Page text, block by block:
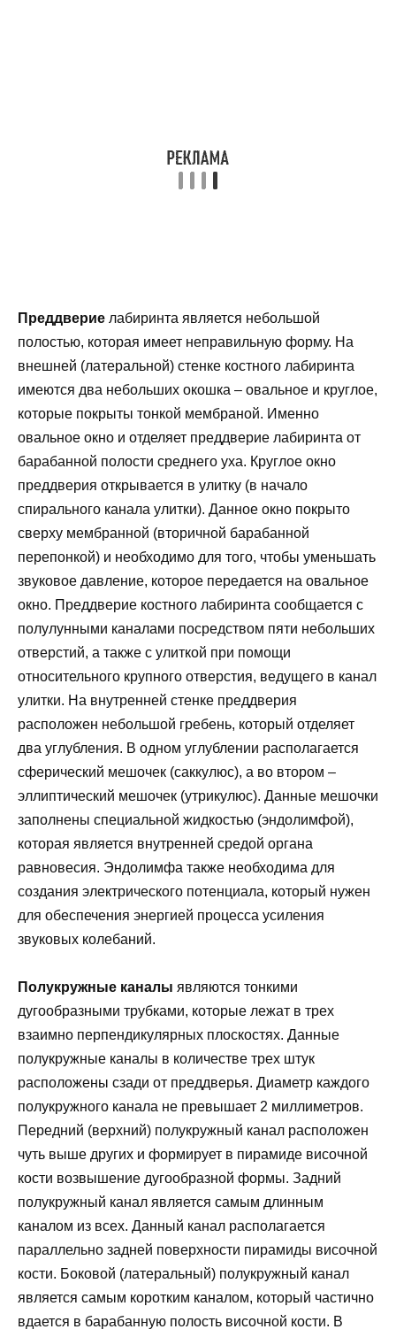
Преддверие лабиринта является небольшой
полостью, которая имеет неправильную форму. На
внешней (латеральной) стенке костного лабиринта
имеются два небольших окошка – овальное и круглое,
которые покрыты тонкой мембраной. Именно
овальное окно и отделяет преддверие лабиринта от
барабанной полости среднего уха. Круглое окно
преддверия открывается в улитку (в начало
спирального канала улитки). Данное окно покрыто
сверху мембранной (вторичной барабанной
перепонкой) и необходимо для того, чтобы уменьшать
звуковое давление, которое передается на овальное
окно. Преддверие костного лабиринта сообщается с
полулунными каналами посредством пяти небольших
отверстий, а также с улиткой при помощи
относительного крупного отверстия, ведущего в канал
улитки. На внутренней стенке преддверия
расположен небольшой гребень, который отделяет
два углубления. В одном углублении располагается
сферический мешочек (саккулюс), а во втором –
эллиптический мешочек (утрикулюс). Данные мешочки
заполнены специальной жидкостью (эндолимфой),
которая является внутренней средой органа
равновесия. Эндолимфа также необходима для
создания электрического потенциала, который нужен
для обеспечения энергией процесса усиления
звуковых колебаний.
Полукружные каналы являются тонкими
дугообразными трубками, которые лежат в трех
взаимно перпендикулярных плоскостях. Данные
полукружные каналы в количестве трех штук
расположены сзади от преддверья. Диаметр каждого
полукружного канала не превышает 2 миллиметров.
Передний (верхний) полукружный канал расположен
чуть выше других и формирует в пирамиде височной
кости возвышение дугообразной формы. Задний
полукружный канал является самым длинным
каналом из всех. Данный канал располагается
параллельно задней поверхности пирамиды височной
кости. Боковой (латеральный) полукружный канал
является самым коротким каналом, который частично
вдается в барабанную полость височной кости. В